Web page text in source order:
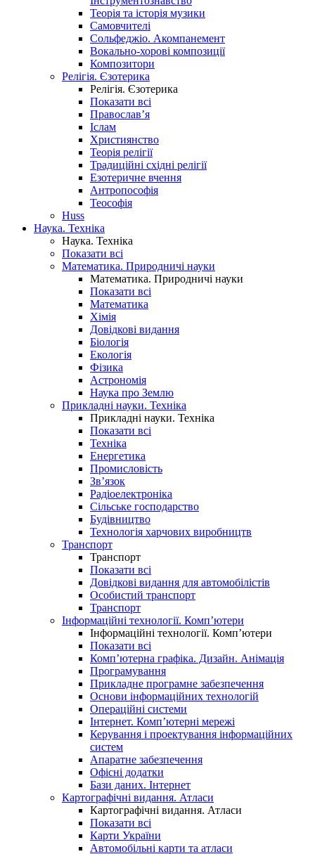
Теорія та історія музики
Самовчителі
Сольфеджіо. Акомпанемент
Вокально-хорові композиції
Композитори
Релігія. Єзотерика
Релігія. Єзотерика
Показати всі
Православ’я
Іслам
Християнство
Теорія релігії
Традиційні східні релігії
Езотеричне вчення
Антропософія
Теософія
Huss
Наука. Техніка
Наука. Техніка
Показати всі
Математика. Природничі науки
Математика. Природничі науки
Показати всі
Математика
Хімія
Довідкові видання
Біологія
Екологія
Фізика
Астрономія
Наука про Землю
Прикладні науки. Техніка
Прикладні науки. Техніка
Показати всі
Техніка
Енергетика
Промисловість
Зв’язок
Радіоелектроніка
Сільське господарство
Будівництво
Технологія харчових виробництв
Транспорт
Транспорт
Показати всі
Довідкові видання для автомобілістів
Особистий транспорт
Транспорт
Інформаційні технології. Комп’ютери
Інформаційні технології. Комп’ютери
Показати всі
Комп’ютерна графіка. Дизайн. Анімація
Програмування
Прикладне програмне забезпечення
Основи інформаційних технологій
Операційні системи
Інтернет. Комп’ютерні мережі
Керування і проектування інформаційних
систем
Апаратне забезпечення
Офісні додатки
Бази даних. Інтернет
Картографічні видання. Атласи
Картографічні видання. Атласи
Показати всі
Карти України
Автомобільні карти та атласи